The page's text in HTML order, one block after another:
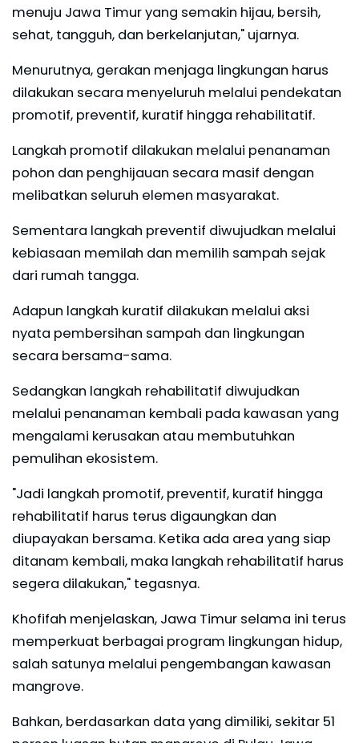
menuju Jawa Timur yang semakin hijau, bersih,
sehat, tangguh, dan berkelanjutan," ujarnya.
Menurutnya, gerakan menjaga lingkungan harus
dilakukan secara menyeluruh melalui pendekatan
promotif, preventif, kuratif hingga rehabilitatif.
Langkah promotif dilakukan melalui penanaman
pohon dan penghijauan secara masif dengan
melibatkan seluruh elemen masyarakat.
Sementara langkah preventif diwujudkan melalui
kebiasaan memilah dan memilih sampah sejak
dari rumah tangga.
Adapun langkah kuratif dilakukan melalui aksi
nyata pembersihan sampah dan lingkungan
secara bersama-sama.
Sedangkan langkah rehabilitatif diwujudkan
melalui penanaman kembali pada kawasan yang
mengalami kerusakan atau membutuhkan
pemulihan ekosistem.
"Jadi langkah promotif, preventif, kuratif hingga
rehabilitatif harus terus digaungkan dan
diupayakan bersama. Ketika ada area yang siap
ditanam kembali, maka langkah rehabilitatif harus
segera dilakukan," tegasnya.
Khofifah menjelaskan, Jawa Timur selama ini terus
memperkuat berbagai program lingkungan hidup,
salah satunya melalui pengembangan kawasan
mangrove.
Bahkan, berdasarkan data yang dimiliki, sekitar 51